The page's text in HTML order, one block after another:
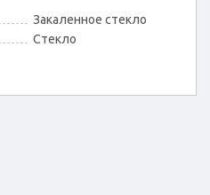
Закаленное стекло
Стекло